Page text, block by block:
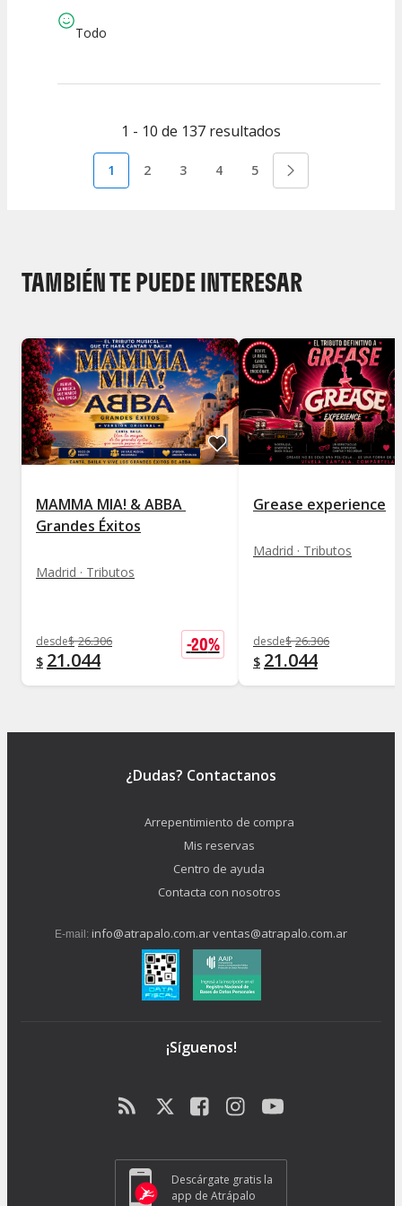
Todo
1 - 10 de 137 resultados
1 2 3 4 5
TAMBIÉN TE PUEDE INTERESAR
MAMMA MIA! & ABBA 
Grandes Éxitos
Madrid · Tributos
desde$ 26.306
$ 21.044
-20%
Grease experience
Madrid · Tributos
desde$ 26.306
$ 21.044
¿Dudas? Contactanos
Arrepentimiento de compra
Mis reservas
Centro de ayuda
Contacta con nosotros
E-mail: info@atrapalo.com.arventas@atrapalo.com.ar
¡Síguenos!
Descárgate gratis la
app de Atrápalo